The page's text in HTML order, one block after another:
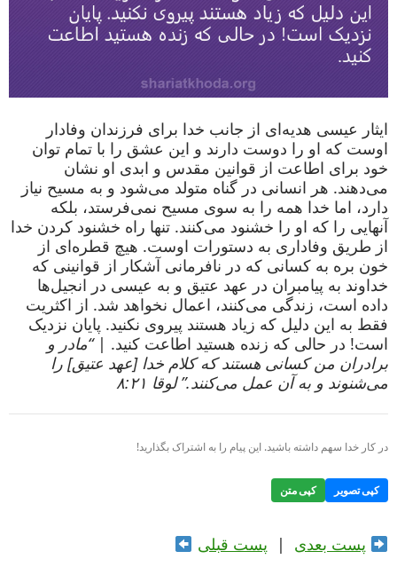
ایثار عیسی هدیه‌ای از جانب خدا برای فرزندان وفادار
اوست که او را دوست دارند و این عشق را با تمام توان
خود برای اطاعت از قوانین مقدس و ابدی او نشان
می‌دهند. هر انسانی در گناه متولد می‌شود و به مسیح نیاز
دارد، اما خدا همه را به سوی مسیح نمی‌فرستد، بلکه
آنهایی را که او را خشنود می‌کنند. تنها راه خشنود کردن خدا
از طریق وفاداری به دستورات اوست. هیچ قطره‌ای از
خون بره به کسانی که در نافرمانی آشکار از قوانینی که
خداوند به پیامبران در عهد عتیق و به عیسی در انجیل‌ها
داده است، زندگی می‌کنند، اعمال نخواهد شد. از اکثریت
فقط به این دلیل که زیاد هستند پیروی نکنید. پایان نزدیک
است! در حالی که زنده هستید اطاعت کنید. |“مادر و
برادران من کسانی هستند که کلام خدا [عهد عتیق] را
می‌شنوند و به آن عمل می‌کنند.” لوقا ۸:۲۱
در کار خدا سهم داشته باشید. این پیام را به اشتراک بگذارید!
کپی تصویر کپی متن
پست بعدی | پست قبلی